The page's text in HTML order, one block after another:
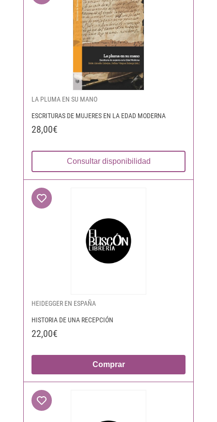
LA PLUMA EN SU MANO
ESCRITURAS DE MUJERES EN LA EDAD MODERNA
28,00€
Consultar disponibilidad
HEIDEGGER EN ESPAÑA
HISTORIA DE UNA RECEPCIÓN
22,00€
Comprar